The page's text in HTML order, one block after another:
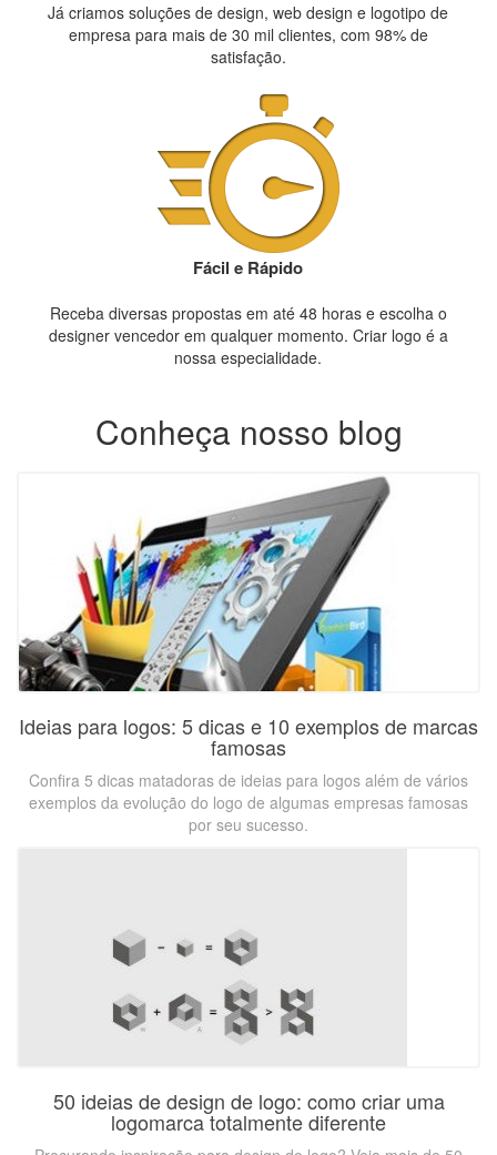
Já criamos soluções de design, web design e logotipo de
empresa para mais de 30 mil clientes, com 98% de
satisfação.
Fácil e Rápido
Receba diversas propostas em até 48 horas e escolha o
designer vencedor em qualquer momento. Criar logo é a
nossa especialidade.
Conheça nosso blog
Ideias para logos: 5 dicas e 10 exemplos de marcas
famosas
Confira 5 dicas matadoras de ideias para logos além de vários
exemplos da evolução do logo de algumas empresas famosas
por seu sucesso.
50 ideias de design de logo: como criar uma
logomarca totalmente diferente